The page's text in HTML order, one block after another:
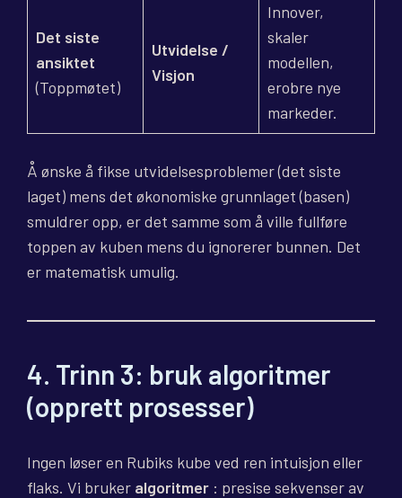
Det siste
ansiktet
(Toppmøtet)
Utvidelse /
Visjon
Innover,
skaler
modellen,
erobre nye
markeder.
Å ønske å fikse utvidelsesproblemer (det siste
laget) mens det økonomiske grunnlaget (basen)
smuldrer opp, er det samme som å ville fullføre
toppen av kuben mens du ignorerer bunnen. Det
er matematisk umulig.
4. Trinn 3: bruk algoritmer
(opprett prosesser)
Ingen løser en Rubiks kube ved ren intuisjon eller
flaks. Vi bruker algoritmer : presise sekvenser av